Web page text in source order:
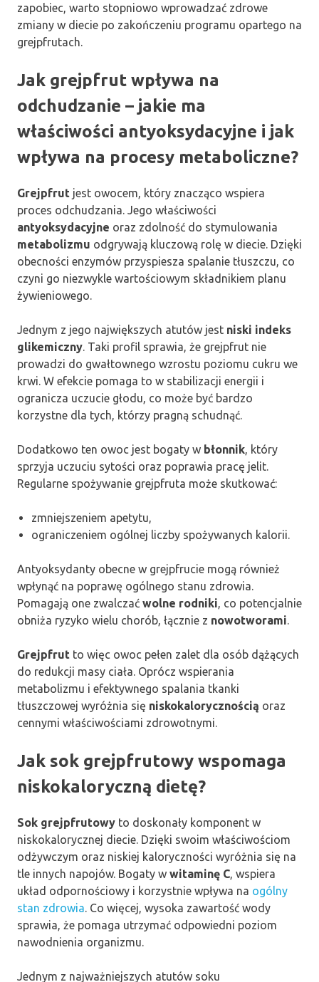
zapobiec, warto stopniowo wprowadzać zdrowe
zmiany w diecie po zakończeniu programu opartego na
grejpfrutach.
Jak grejpfrut wpływa na
odchudzanie – jakie ma
właściwości antyoksydacyjne i jak
wpływa na procesy metaboliczne?
Grejpfrut jest owocem, który znacząco wspiera
proces odchudzania. Jego właściwości
antyoksydacyjne oraz zdolność do stymulowania
metabolizmu odgrywają kluczową rolę w diecie. Dzięki
obecności enzymów przyspiesza spalanie tłuszczu, co
czyni go niezwykle wartościowym składnikiem planu
żywieniowego.
Jednym z jego największych atutów jest niski indeks
glikemiczny. Taki profil sprawia, że grejpfrut nie
prowadzi do gwałtownego wzrostu poziomu cukru we
krwi. W efekcie pomaga to w stabilizacji energii i
ogranicza uczucie głodu, co może być bardzo
korzystne dla tych, którzy pragną schudnąć.
Dodatkowo ten owoc jest bogaty w błonnik, który
sprzyja uczuciu sytości oraz poprawia pracę jelit.
Regularne spożywanie grejpfruta może skutkować:
zmniejszeniem apetytu,
ograniczeniem ogólnej liczby spożywanych kalorii.
Antyoksydanty obecne w grejpfrucie mogą również
wpłynąć na poprawę ogólnego stanu zdrowia.
Pomagają one zwalczać wolne rodniki, co potencjalnie
obniża ryzyko wielu chorób, łącznie z nowotworami.
Grejpfrut to więc owoc pełen zalet dla osób dążących
do redukcji masy ciała. Oprócz wspierania
metabolizmu i efektywnego spalania tkanki
tłuszczowej wyróżnia się niskokalorycznością oraz
cennymi właściwościami zdrowotnymi.
Jak sok grejpfrutowy wspomaga
niskokaloryczną dietę?
Sok grejpfrutowy to doskonały komponent w
niskokalorycznej diecie. Dzięki swoim właściwościom
odżywczym oraz niskiej kaloryczności wyróżnia się na
tle innych napojów. Bogaty w witaminę C , wspiera
układ odpornościowy i korzystnie wpływa na ogólny
stan zdrowia . Co więcej, wysoka zawartość wody
sprawia, że pomaga utrzymać odpowiedni poziom
nawodnienia organizmu.
Jednym z najważniejszych atutów soku